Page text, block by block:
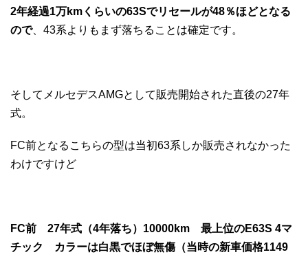
2年経過1万kmくらいの63Sでリセールが48％ほどとなる
ので、43系よりもまず落ちることは確定です。
そしてメルセデスAMGとして販売開始された直後の27年
式。
FC前となるこちらの型は当初63系しか販売されなかった
わけですけど
FC前 27年式（4年落ち）10000km 最上位のE63S 4マ
チック カラーは白黒でほぼ無傷（当時の新車価格1149